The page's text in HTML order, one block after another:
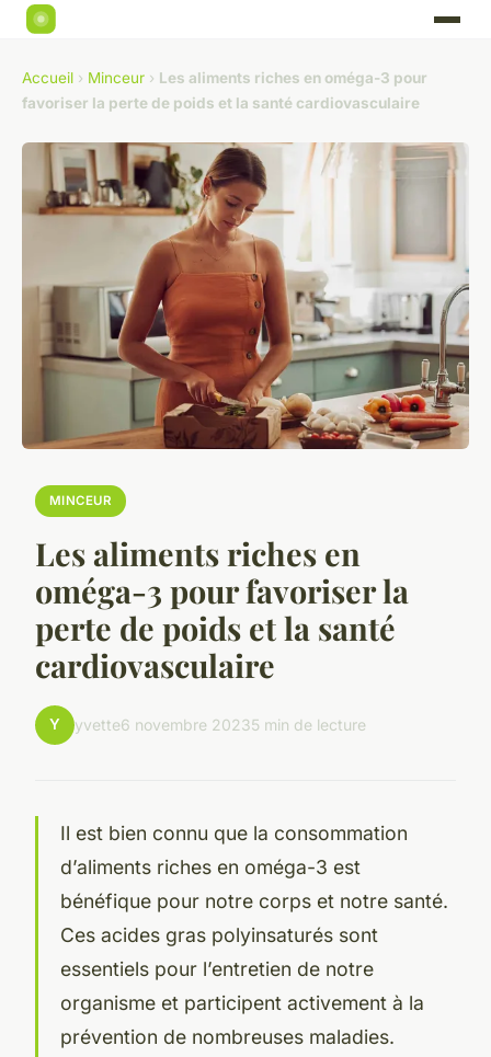
Accueil › Minceur › Les aliments riches en oméga-3 pour
favoriser la perte de poids et la santé cardiovasculaire
MINCEUR
Les aliments riches en
oméga-3 pour favoriser la
perte de poids et la santé
cardiovasculaire
Y yvette6 novembre 20235 min de lecture
Il est bien connu que la consommation
d’aliments riches en oméga-3 est
bénéfique pour notre corps et notre santé.
Ces acides gras polyinsaturés sont
essentiels pour l’entretien de notre
organisme et participent activement à la
prévention de nombreuses maladies.